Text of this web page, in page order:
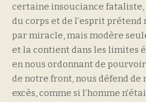
certaine insouciance fataliste,
du corps et de l’esprit
par miracle, mais modère
et la contient dans les limites
en nous ordonnant de
de notre front, nous défend de
excès, comme si l’homme